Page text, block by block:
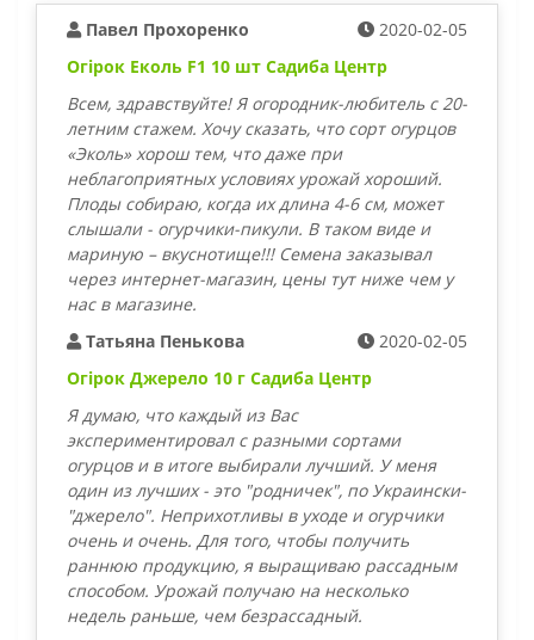
Павел Прохоренко
2020-02-05
Огірок Еколь F1 10 шт Садиба Центр
Всем, здравствуйте! Я огородник-любитель с 20-
летним стажем. Хочу сказать, что сорт огурцов
«Эколь» хорош тем, что даже при
неблагоприятных условиях урожай хороший.
Плоды собираю, когда их длина 4-6 см, может
слышали - огурчики-пикули. В таком виде и
мариную – вкуснотище!!! Семена заказывал
через интернет-магазин, цены тут ниже чем у
нас в магазине.
Татьяна Пенькова
2020-02-05
Огірок Джерело 10 г Садиба Центр
Я думаю, что каждый из Вас
экспериментировал с разными сортами
огурцов и в итоге выбирали лучший. У меня
один из лучших - это "родничек", по Украински-
"джерело". Неприхотливы в уходе и огурчики
очень и очень. Для того, чтобы получить
раннюю продукцию, я выращиваю рассадным
способом. Урожай получаю на несколько
недель раньше, чем безрассадный.